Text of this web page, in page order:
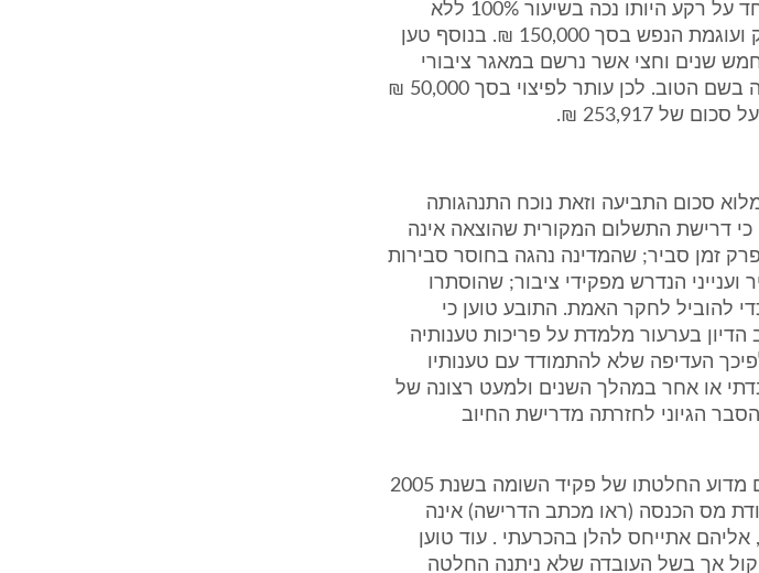
הוודאות בה והחשש לעתידו הכלכלי במיוחד על רקע היותו נכה בשיעור 100% ללא
מקור פרנסה, לפיכך עתר לפיצוי בגין הנזק ועוגמת הנפש בסך 150,000 ₪. בנוסף טען
שנים וחצי אשר נרשם במאגר ציבורי
והיה נטול בסיס חוקי מהווה פרסום ופגיעה בשם הטוב. לכן עותר לפיצוי בסך 50,000 ₪
253,917 ₪.
סכום התביעה וזאת נוכח התנהגותה
דרישת התשלום המקורית שהוצאה אינה
זמן סביר; שהמדינה נהגה בחוסר סבירות
הנדרש מפקידי ציבור; שהוסתרו
להוביל לחקר האמת. התובע טוען כי
בערעור מלמדת על פריכות טענותיה
העדיפה שלא להתמודד עם טענותיו
או אחר במהלך השנים ולמעט רצונה של
הגיוני לחזרתה מדרישת החיוב
10. בסיכומיו מפרט התובע שבעה נימוקים מדוע החלטתו של פקיד השומה בשנת 2005
לפי סעיף 119א לפקודת מס הכנסה (ראו מכתב הדרישה) אינה
לסיכומי התובע, אליהם אתייחס להלן בהכרעתי . עוד טוען
אך בשל העובדה שלא ניתנה החלטה